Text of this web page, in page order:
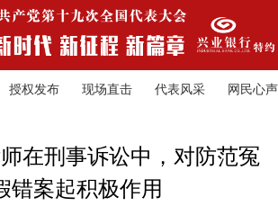
授权发布 现场直击 代表风采 网民心声
在刑事诉讼中，对防范冤
错案起积极作用